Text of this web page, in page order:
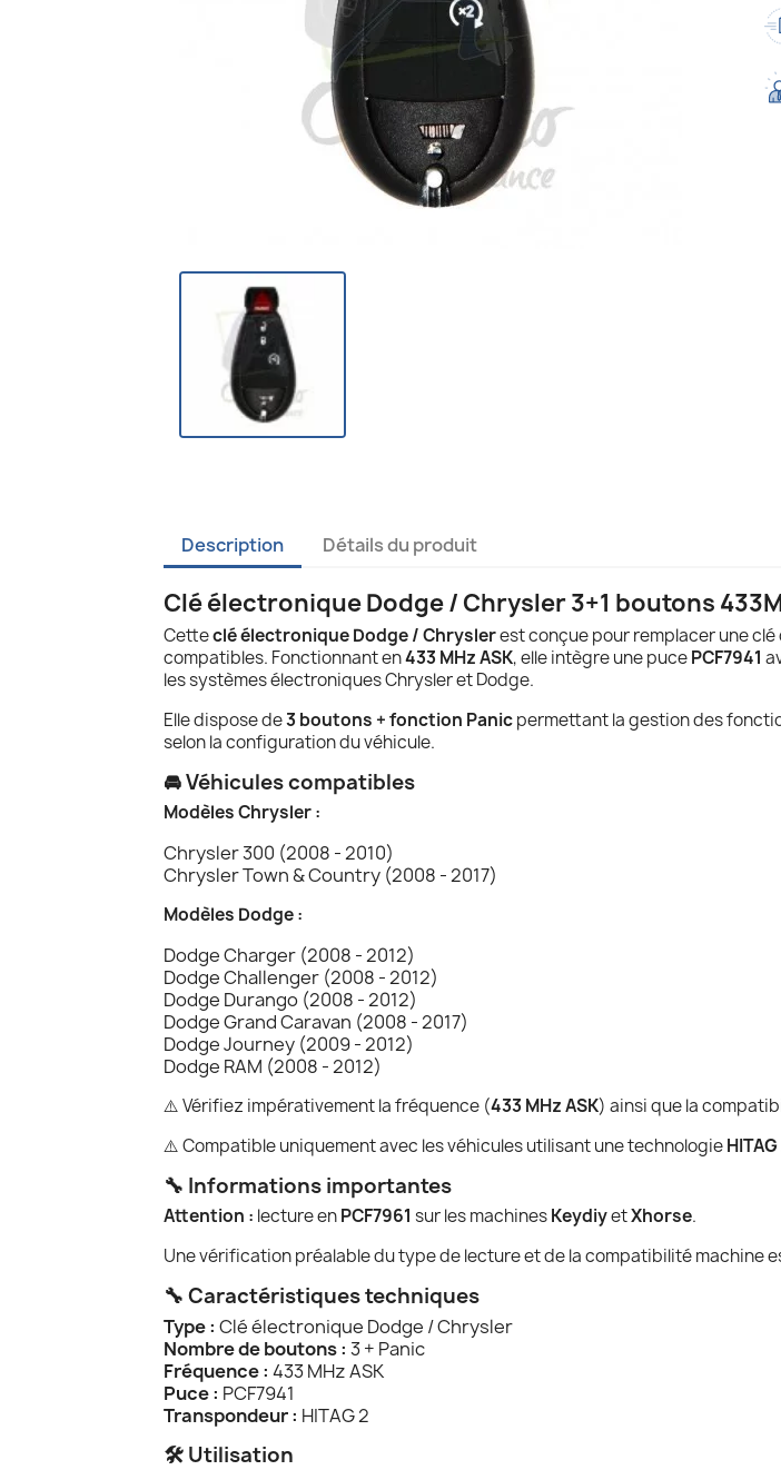
Description Détails du produit
Clé électronique Dodge / Chrysler 3+1 boutons
Cetteclé électronique Dodge / Chryslerest conçue pour remplacer une
compatibles. Fonctionnant en433 MHz ASK, elle intègre une pucePCF7941
les systèmes électroniques Chrysler et Dodge.
Elle dispose de3 boutons + fonction Panicpermettant la gestion des
selon la configuration du véhicule.
🚘 Véhicules compatibles
Modèles Chrysler :
Chrysler 300 (2008 - 2010)
Chrysler Town & Country (2008 - 2017)
Modèles Dodge :
Dodge Charger (2008 - 2012)
Dodge Challenger (2008 - 2012)
Dodge Durango (2008 - 2012)
Dodge Grand Caravan (2008 - 2017)
Dodge Journey (2009 - 2012)
Dodge RAM (2008 - 2012)
⚠️ Vérifiez impérativement la fréquence (433 MHz ASK) ainsi que la
⚠️ Compatible uniquement avec les véhicules utilisant une technologie
🔧 Informations importantes
Attention : lecture enPCF7961 sur les machinesKeydiyetXhorse.
Une vérification préalable du type de lecture et de la compatibilité machine
🔧 Caractéristiques techniques
Type : Clé électronique Dodge / Chrysler
Nombre de boutons : 3 + Panic
Fréquence : 433 MHz ASK
Puce : PCF7941
Transpondeur : HITAG 2
🛠️ Utilisation